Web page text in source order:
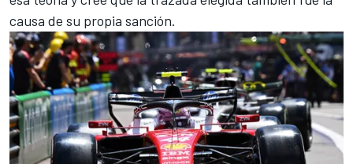
causa de su propia sanción.